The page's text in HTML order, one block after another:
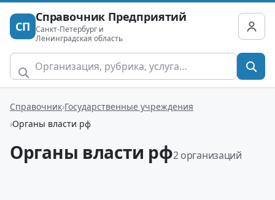
СП
Справочник Предприятий
Санкт-Петербург и
Ленинградская область
Справочник Государственные учреждения
Органы власти рф
Органы власти рф2 организаций